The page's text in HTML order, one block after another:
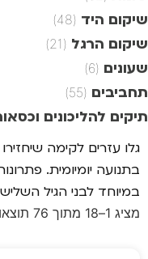
שיקום היד (48)
שיקום הרגל (21)
שעונים (6)
תחביבים (55)
תיקים להליכונים
גלו עזרים לקימה
בתנועה יומיומית.
במיוחד לבני הגיל
מציג 1–18 מתוך 76 תוצאות